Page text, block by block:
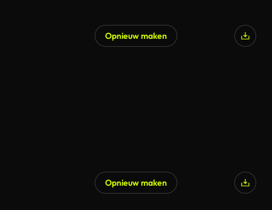
Opnieuw maken
Opnieuw maken